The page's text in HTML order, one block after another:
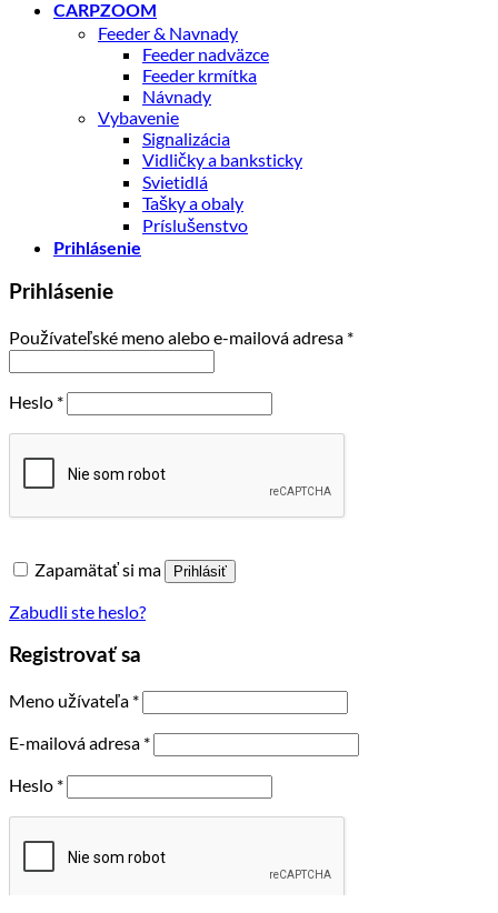
CARPZOOM
Feeder & Navnady
Feeder nadväzce
Feeder krmítka
Návnady
Vybavenie
Signalizácia
Vidličky a banksticky
Svietidlá
Tašky a obaly
Príslušenstvo
Prihlásenie
Prihlásenie
Používateľské meno alebo e-mailová adresa *Povinné
Heslo *Povinné
Zapamätať si ma Prihlásiť
Zabudli ste heslo?
Registrovať sa
Meno užívateľa *Povinné
E-mailová adresa *Povinné
Heslo *Povinné